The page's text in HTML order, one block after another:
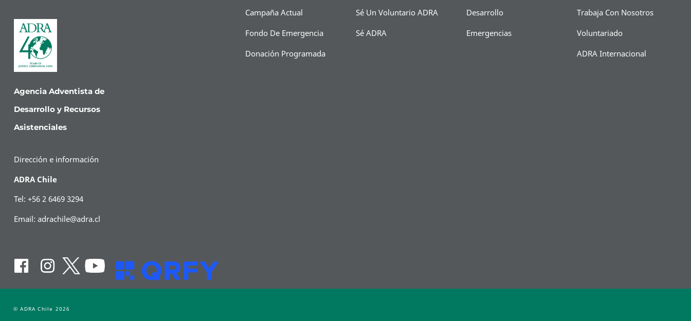
Agencia Adventista de
Desarrollo y Recursos
Asistenciales
Dirección e información
ADRA Chile
Tel: +56 2 6469 3294
Email:adrachile@adra.cl
Campaña Actual
Fondo De Emergencia
Donación Programada
Sé Un Voluntario ADRA
Sé ADRA
Desarrollo
Emergencias
Trabaja Con Nosotros
Voluntariado
ADRA Internacional
© ADRA Chile 2026